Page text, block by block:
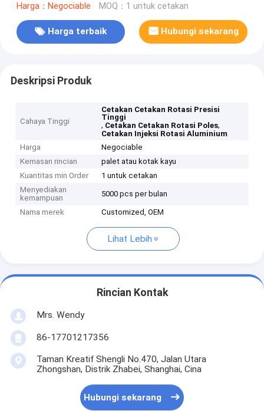
Harga：Negociable MOQ：1 untuk cetakan
Harga terbaik Hubungi sekarang
Deskripsi Produk
Cahaya Tinggi
Cetakan Cetakan Rotasi Presisi
Tinggi
, Cetakan Cetakan Rotasi Poles,
Cetakan Injeksi Rotasi Aluminium
Harga
Negociable
Kemasan rincian
palet atau kotak kayu
Kuantitas min Order
1 untuk cetakan
Menyediakan
kemampuan
5000 pcs per bulan
Nama merek Customized, OEM
Lihat Lebih
Rincian Kontak
Mrs. Wendy
86-17701217356
Taman Kreatif Shengli No.470, Jalan Utara
Zhongshan, Distrik Zhabei, Shanghai, Cina
Hubungi sekarang